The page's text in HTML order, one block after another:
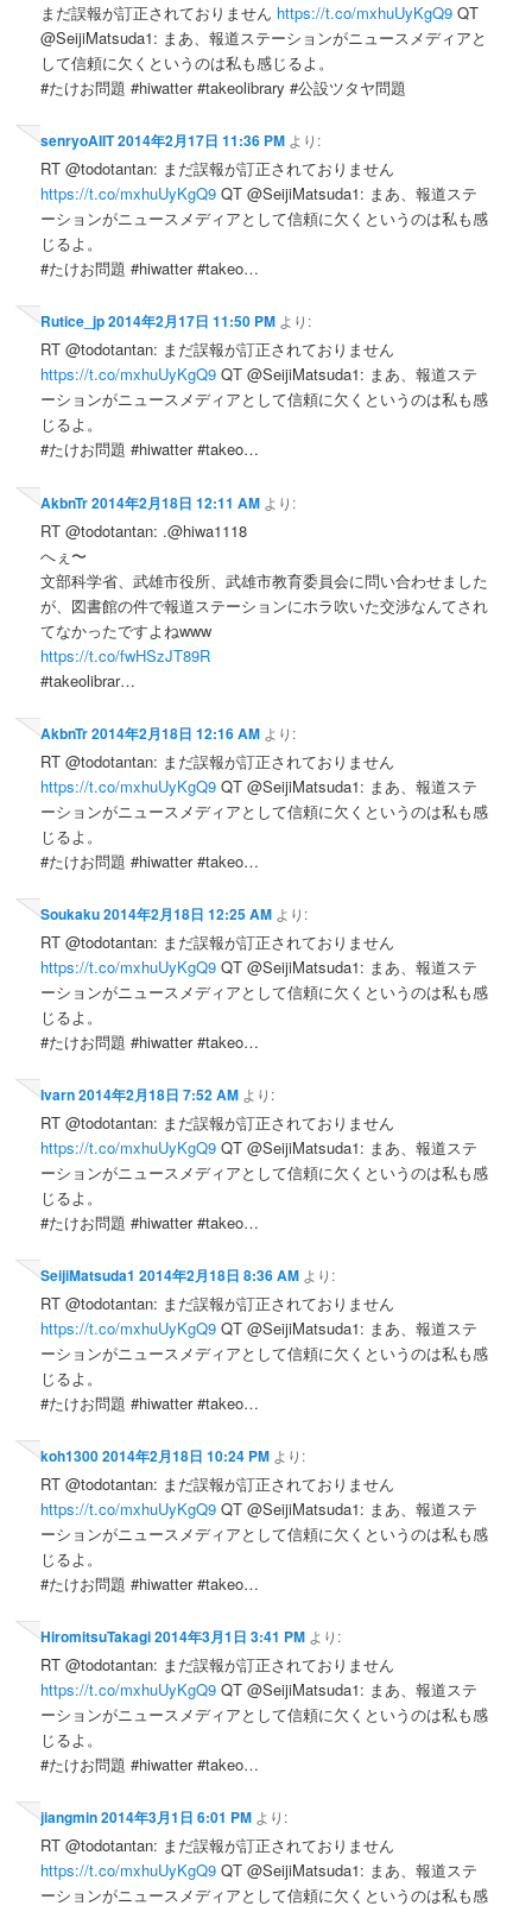
まだ誤報が訂正されておりません https://t.co/mxhuUyKgQ9 QT
@SeijiMatsuda1: まあ、報道ステーションがニュースメディアと
して信頼に欠くというのは私も感じるよ。
#たけお問題 #hiwatter #takeolibrary #公設ツタヤ問題
senryoAIIT2014年2月17日 11:36 PM より:
RT @todotantan: まだ誤報が訂正されておりません
https://t.co/mxhuUyKgQ9 QT @SeijiMatsuda1: まあ、報道ステ
ーションがニュースメディアとして信頼に欠くというのは私も感
じるよ。
#たけお問題 #hiwatter #takeo…
Rutice_jp2014年2月17日 11:50 PM より:
RT @todotantan: まだ誤報が訂正されておりません
https://t.co/mxhuUyKgQ9 QT @SeijiMatsuda1: まあ、報道ステ
ーションがニュースメディアとして信頼に欠くというのは私も感
じるよ。
#たけお問題 #hiwatter #takeo…
AkbnTr2014年2月18日 12:11 AM より:
RT @todotantan: .@hiwa1118
へぇ〜
文部科学省、武雄市役所、武雄市教育委員会に問い合わせました
が、図書館の件で報道ステーションにホラ吹いた交渉なんてされ
てなかったですよねwww
https://t.co/fwHSzJT89R
#takeolibrar…
AkbnTr2014年2月18日 12:16 AM より:
RT @todotantan: まだ誤報が訂正されておりません
https://t.co/mxhuUyKgQ9 QT @SeijiMatsuda1: まあ、報道ステ
ーションがニュースメディアとして信頼に欠くというのは私も感
じるよ。
#たけお問題 #hiwatter #takeo…
Soukaku2014年2月18日 12:25 AM より:
RT @todotantan: まだ誤報が訂正されておりません
https://t.co/mxhuUyKgQ9 QT @SeijiMatsuda1: まあ、報道ステ
ーションがニュースメディアとして信頼に欠くというのは私も感
じるよ。
#たけお問題 #hiwatter #takeo…
Ivarn2014年2月18日 7:52 AM より:
RT @todotantan: まだ誤報が訂正されておりません
https://t.co/mxhuUyKgQ9 QT @SeijiMatsuda1: まあ、報道ステ
ーションがニュースメディアとして信頼に欠くというのは私も感
じるよ。
#たけお問題 #hiwatter #takeo…
SeijiMatsuda1 2014年2月18日 8:36 AM より:
RT @todotantan: まだ誤報が訂正されておりません
https://t.co/mxhuUyKgQ9 QT @SeijiMatsuda1: まあ、報道ステ
ーションがニュースメディアとして信頼に欠くというのは私も感
じるよ。
#たけお問題 #hiwatter #takeo…
koh13002014年2月18日 10:24 PM より:
RT @todotantan: まだ誤報が訂正されておりません
https://t.co/mxhuUyKgQ9 QT @SeijiMatsuda1: まあ、報道ステ
ーションがニュースメディアとして信頼に欠くというのは私も感
じるよ。
#たけお問題 #hiwatter #takeo…
HiromitsuTakagi2014年3月1日 3:41 PM より:
RT @todotantan: まだ誤報が訂正されておりません
https://t.co/mxhuUyKgQ9 QT @SeijiMatsuda1: まあ、報道ステ
ーションがニュースメディアとして信頼に欠くというのは私も感
じるよ。
#たけお問題 #hiwatter #takeo…
jiangmin2014年3月1日 6:01 PM より:
RT @todotantan: まだ誤報が訂正されておりません
https://t.co/mxhuUyKgQ9 QT @SeijiMatsuda1: まあ、報道ステ
ーションがニュースメディアとして信頼に欠くというのは私も感